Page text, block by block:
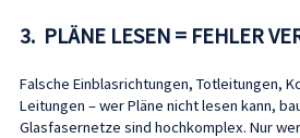
3. PLÄNE LESEN = FEHLER
Falsche Einblasrichtungen, Totleitungen,
Leitungen – wer Pläne nicht lesen kann,
Glasfasernetze sind hochkomplex. Nur